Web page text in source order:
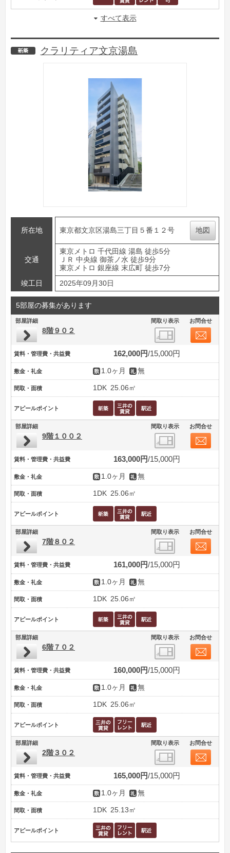
すべて表示
新築
クラリティア文京湯島
所在地 東京都文京区湯島三丁目５番１２号 地図
交通
東京メトロ 千代田線 湯島 徒歩5分
ＪＲ 中央線 御茶ノ水 徒歩9分
東京メトロ 銀座線 末広町 徒歩7分
竣工日
2025年09月30日
5部屋の募集があります
部屋詳細 間取り表示 お問合せ
8階９０２
賃料・管理費・共益費 162,000円 15,000円
敷金・礼金 1.0ヶ月 無
間取・面積 1DK 25.06㎡
アピールポイント
部屋詳細 間取り表示 お問合せ
9階１００２
賃料・管理費・共益費 163,000円 15,000円
敷金・礼金 1.0ヶ月 無
間取・面積 1DK 25.06㎡
アピールポイント
部屋詳細 間取り表示 お問合せ
7階８０２
賃料・管理費・共益費 161,000円 15,000円
敷金・礼金 1.0ヶ月 無
間取・面積 1DK 25.06㎡
アピールポイント
部屋詳細 間取り表示 お問合せ
6階７０２
賃料・管理費・共益費 160,000円 15,000円
敷金・礼金 1.0ヶ月 無
間取・面積 1DK 25.06㎡
アピールポイント
部屋詳細 間取り表示 お問合せ
2階３０２
賃料・管理費・共益費 165,000円 15,000円
敷金・礼金 1.0ヶ月 無
間取・面積 1DK 25.13㎡
アピールポイント